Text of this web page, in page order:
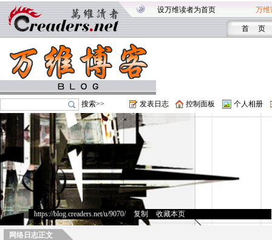
设万维读者为首页 万维
首 页
搜索>> 发表日志 控制面板 个人相册
https://blog.creaders.net/u/9070/> 复制 收藏本页
网络日志正文